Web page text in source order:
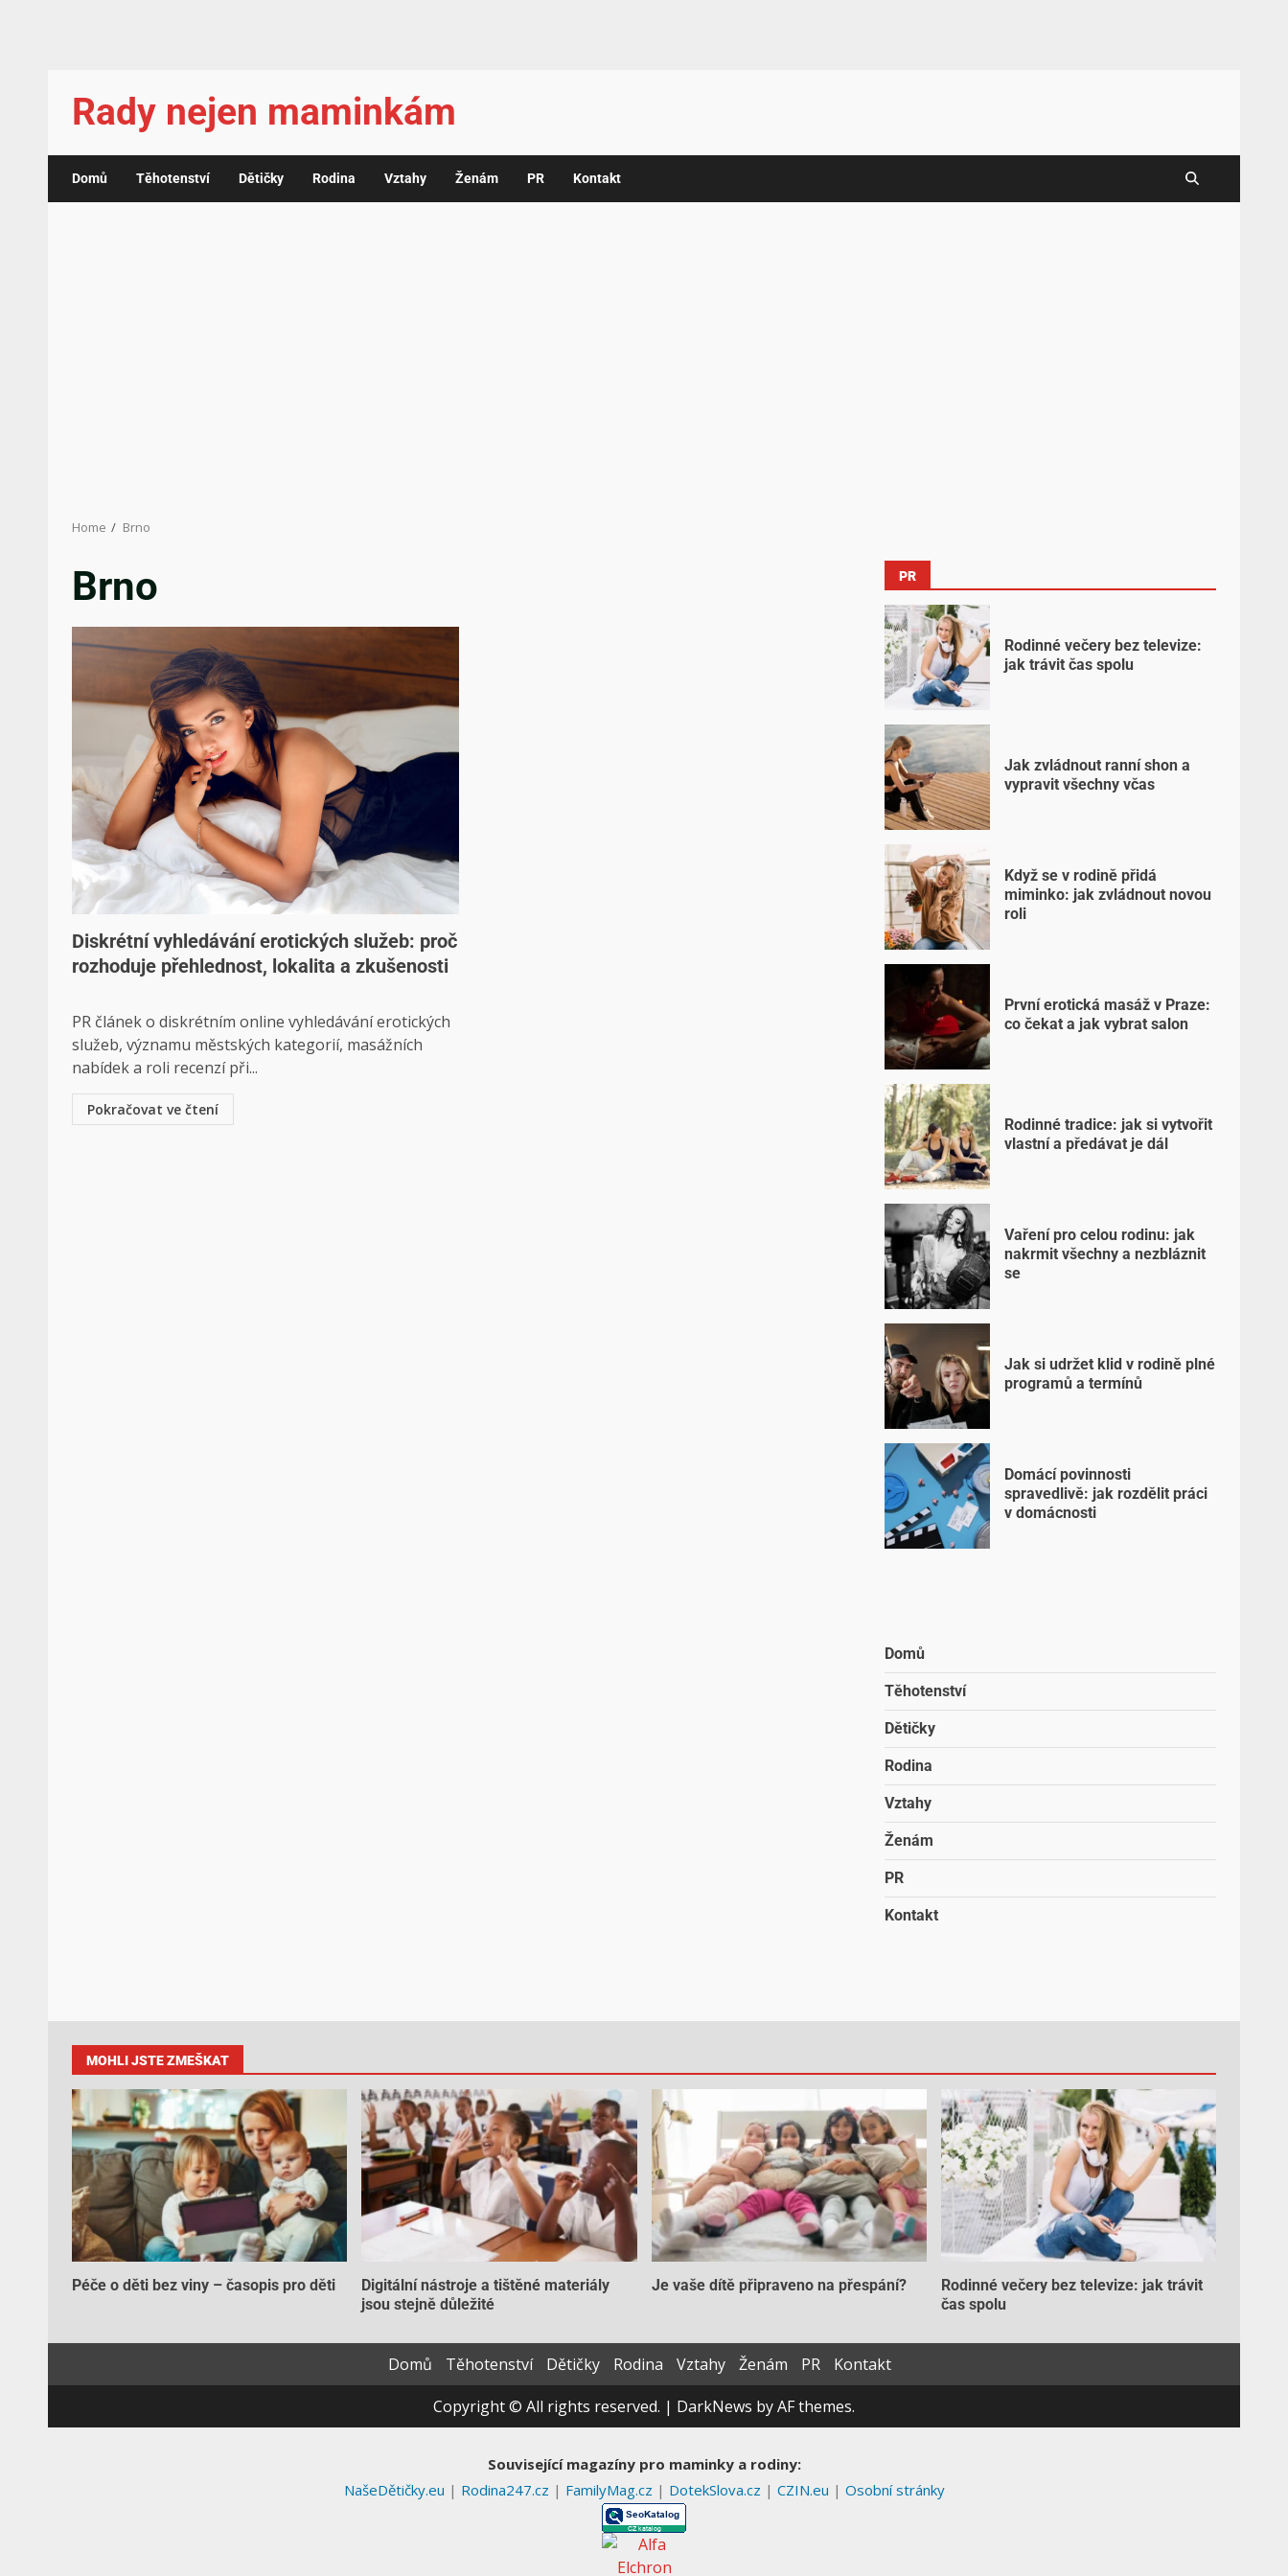
Rady nejen maminkám
Domů Těhotenství Dětičky Rodina Vztahy Ženám PR Kontakt
Home Brno
Brno
Diskrétní vyhledávání erotických služeb: proč
rozhoduje přehlednost, lokalita a zkušenosti
PR článek o diskrétním online vyhledávání erotických
služeb, významu městských kategorií, masážních
nabídek a roli recenzí při...
Pokračovat ve čtení
PR
Rodinné večery bez televize:
jak trávit čas spolu
Jak zvládnout ranní shon a
vypravit všechny včas
Když se v rodině přidá
miminko: jak zvládnout novou
roli
První erotická masáž v Praze:
co čekat a jak vybrat salon
Rodinné tradice: jak si vytvořit
vlastní a předávat je dál
Vaření pro celou rodinu: jak
nakrmit všechny a nezbláznit
se
Jak si udržet klid v rodině plné
programů a termínů
Domácí povinnosti
spravedlivě: jak rozdělit práci
v domácnosti
Domů
Těhotenství
Dětičky
Rodina
Vztahy
Ženám
PR
Kontakt
MOHLI JSTE ZMEŠKAT
Péče o děti bez viny – časopis pro děti
Digitální nástroje a tištěné materiály
jsou stejně důležité
Je vaše dítě připraveno na přespání?
Rodinné večery bez televize: jak trávit
čas spolu
Domů Těhotenství Dětičky Rodina Vztahy Ženám PR
Kontakt
Copyright © All rights reserved. | DarkNews by AF themes.
Související magazíny pro maminky a rodiny:
NašeDětičky.eu | Rodina247.cz | FamilyMag.cz | DotekSlova.cz | CZIN.eu | Osobní stránky